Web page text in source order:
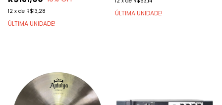
12 x de R$13,28
ÚLTIMA UNIDADE!
ÚLTIMA UNIDADE!